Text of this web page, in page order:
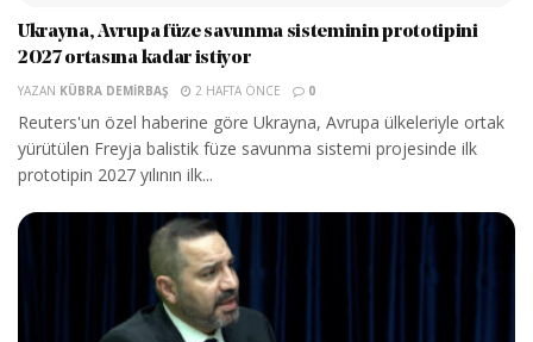
Ukrayna, Avrupa füze savunma sisteminin prototipini
2027 ortasına kadar istiyor
YAZAN KÜBRA DEMIRBAŞ 2 HAFTA ÖNCE 0
Reuters'un özel haberine göre Ukrayna, Avrupa ülkeleriyle ortak
yürütülen Freyja balistik füze savunma sistemi projesinde ilk
prototipin 2027 yılının ilk...